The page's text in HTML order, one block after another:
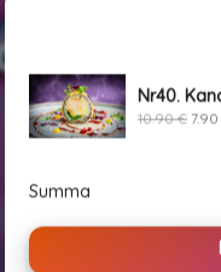
Nr40.
10.90€
was:
7.90
Summa